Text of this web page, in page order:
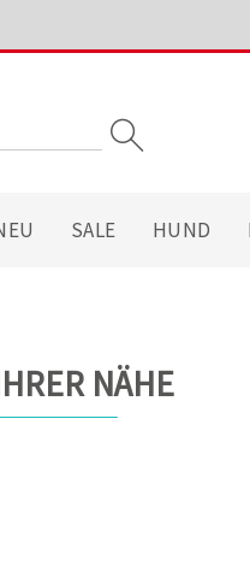
SALE HUND
NÄHE